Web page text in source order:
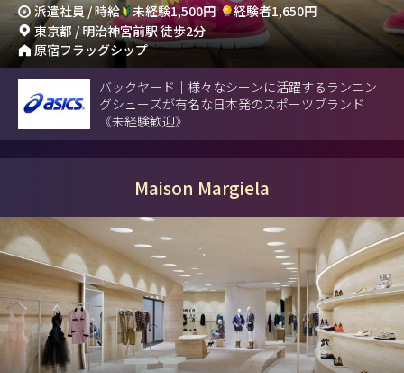
派遣社員 / 時給 未経験1,500円
経験者1,650円
東京都 / 明治神宮前駅 徒歩2分
原宿フラッグシップ
バックヤード｜様々なシーンに活躍するランニン
グシューズが有名な日本発のスポーツブランド
《未経験歓迎》
Maison Margiela